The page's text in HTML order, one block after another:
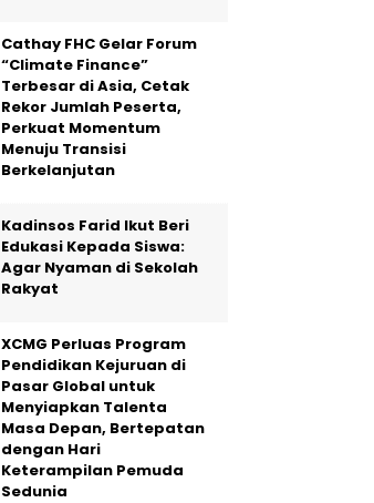
Cathay FHC Gelar Forum
“Climate Finance”
Terbesar di Asia, Cetak
Rekor Jumlah Peserta,
Perkuat Momentum
Menuju Transisi
Berkelanjutan
Kadinsos Farid Ikut Beri
Edukasi Kepada Siswa:
Agar Nyaman di Sekolah
Rakyat
XCMG Perluas Program
Pendidikan Kejuruan di
Pasar Global untuk
Menyiapkan Talenta
Masa Depan, Bertepatan
dengan Hari
Keterampilan Pemuda
Sedunia